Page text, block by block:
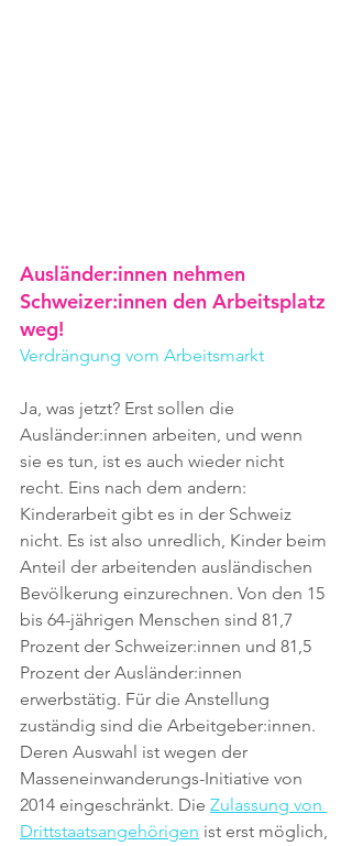
Ausländer:innen nehmen
Schweizer:innen den Arbeitsplatz
weg!
Verdrängung vom Arbeitsmarkt
Ja, was jetzt? Erst sollen die
Ausländer:innen arbeiten, und wenn
sie es tun, ist es auch wieder nicht
recht. Eins nach dem andern:
Kinderarbeit gibt es in der Schweiz
nicht. Es ist also unredlich, Kinder beim
Anteil der arbeitenden ausländischen
Bevölkerung einzurechnen. Von den 15
bis 64-jährigen Menschen sind 81,7
Prozent der Schweizer:innen und 81,5
Prozent der Ausländer:innen
erwerbstätig. Für die Anstellung
zuständig sind die Arbeitgeber:innen.
Deren Auswahl ist wegen der
Masseneinwanderungs-Initiative von
2014 eingeschränkt. Die Zulassung von
Drittstaatsangehörigen ist erst möglich,